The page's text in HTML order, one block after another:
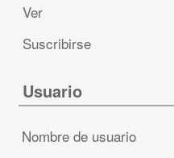
Ver
Suscribirse
Usuario
Nombre de usuario